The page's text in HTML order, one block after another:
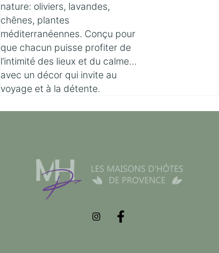
nature: oliviers, lavandes,
chênes, plantes
méditerranéennes. Conçu pour
que chacun puisse profiter de
l’intimité des lieux et du calme…
avec un décor qui invite au
voyage et à la détente.